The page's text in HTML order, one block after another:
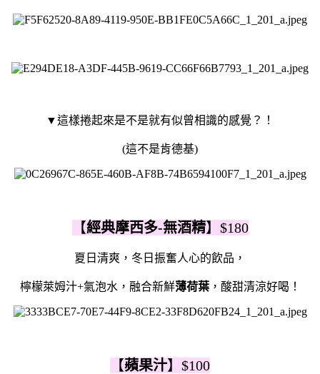
▼這樣捲起來是不是就有似曾相識的感覺？！
(這不是肯德基)
【經典摩西多-無酒精】$180
夏日清爽，冬日振奮人心的飲品，
檸檬萊姆汁+氣泡水，融合新鮮薄荷葉，酸甜清涼好喝！
【蘋果汁】$100